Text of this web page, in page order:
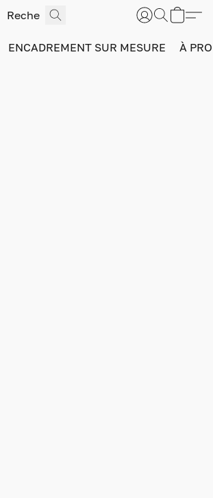
ENCADREMENT SUR MESURE À